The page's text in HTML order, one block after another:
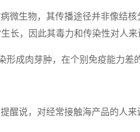
微生物，其传播途径并非像结
长，因此其毒力和传染性对人来
成肉芽肿，在个别免疫能力差
提醒说，对经常接触海产品的